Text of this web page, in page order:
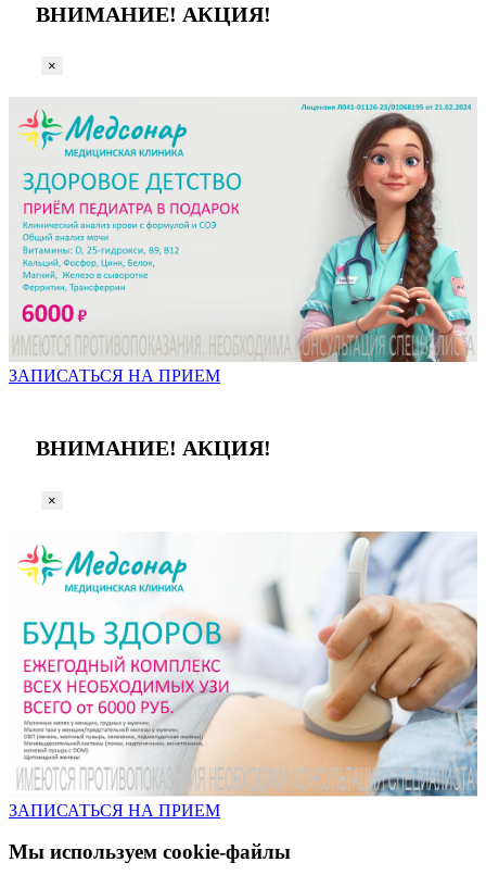
ВНИМАНИЕ! АКЦИЯ!
×
ЗАПИСАТЬСЯ НА ПРИЕМ
ВНИМАНИЕ! АКЦИЯ!
×
ЗАПИСАТЬСЯ НА ПРИЕМ
Мы используем cookie-файлы